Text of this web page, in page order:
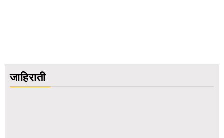
जाहिराती